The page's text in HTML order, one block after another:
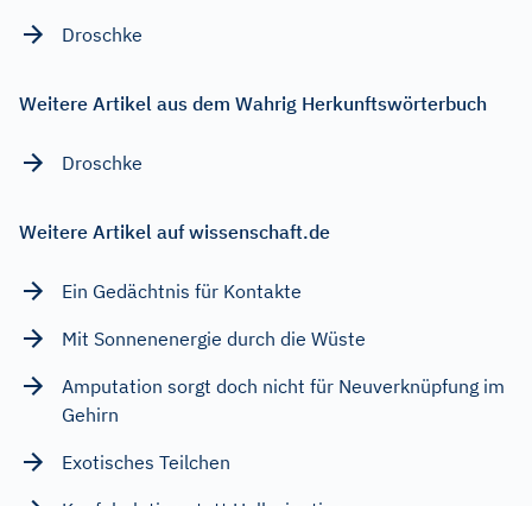
Droschke
Weitere Artikel aus dem Wahrig Herkunftswörterbuch
Droschke
Weitere Artikel auf wissenschaft.de
Ein Gedächtnis für Kontakte
Mit Sonnenenergie durch die Wüste
Amputation sorgt doch nicht für Neuverknüpfung im
Gehirn
Exotisches Teilchen